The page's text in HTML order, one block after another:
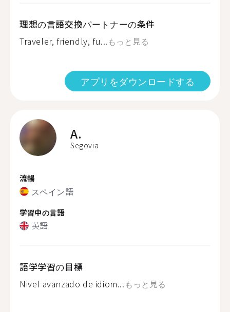
理想の言語交換パートナーの条件
Traveler, friendly, fu... もっと見る
アプリをダウンロードする
A.
Segovia
流暢
スペイン語
学習中の言語
英語
語学学習の目標
Nivel avanzado de idiom... もっと見る